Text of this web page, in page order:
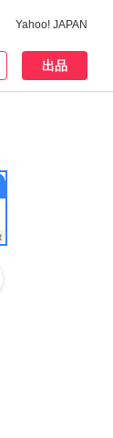
Yahoo! JAPAN
出品